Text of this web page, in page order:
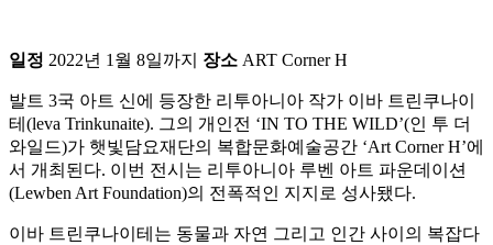
일정 2022년 1월 8일까지 장소 ART Corner H
발트 3국 아트 신에 등장한 리투아니아 작가 이바 트린쿠나이
테(leva Trinkunaite). 그의 개인전 ‘IN TO THE WILD’(인 투 더
와일드)가 햇빛담요재단의 복합문화예술공간 ‘Art Corner H’에
서 개최된다. 이번 전시는 리투아니아 루벤 아트 파운데이션
(Lewben Art Foundation)의 전폭적인 지지로 성사됐다.
이바 트린쿠나이테는 동물과 자연 그리고 인간 사이의 복잡다